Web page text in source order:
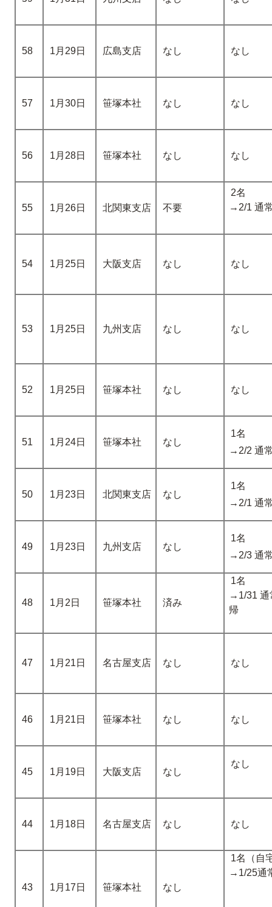
58 1月29日 広島支店 なし なし
57 1月30日 笹塚本社 なし なし
56 1月28日 笹塚本社 なし なし
55 1月26日 北関東支店 不要
2名
→2/1 通
54 1月25日 大阪支店 なし なし
53 1月25日 九州支店 なし なし
52 1月25日 笹塚本社 なし なし
51 1月24日 笹塚本社 なし
1名
→2/2 通
50 1月23日 北関東支店 なし
1名
→2/1 通
49 1月23日 九州支店 なし
1名
→2/3 通
48 1月2日 笹塚本社 済み
1名
→1/31 通
帰
47 1月21日 名古屋支店 なし なし
46 1月21日 笹塚本社 なし なし
45 1月19日 大阪支店 なし
なし
44 1月18日 名古屋支店 なし なし
43 1月17日 笹塚本社 なし
1名（自
→1/25通